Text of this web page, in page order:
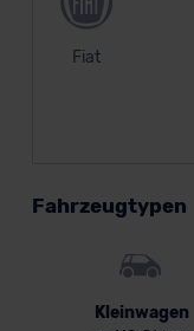
Fiat
Fahrzeugtypen
Kleinwagen